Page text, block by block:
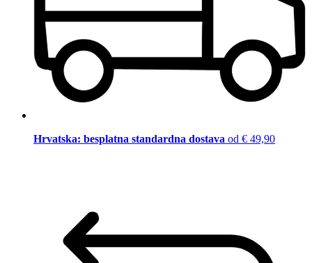
Hrvatska: besplatna standardna dostava od € 49,90